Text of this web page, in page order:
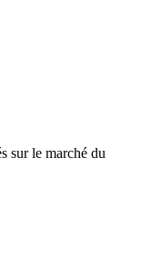
sur le marché du